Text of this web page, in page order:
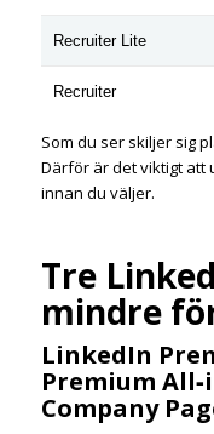
Recruiter Lite
Recruiter
Som du ser skiljer sig
Därför är det viktigt att
innan du väljer.
Tre
mindre
LinkedIn
Premium
Company